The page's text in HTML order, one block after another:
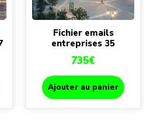
Fichier emails
entreprises 35
735€
Ajouter au panier